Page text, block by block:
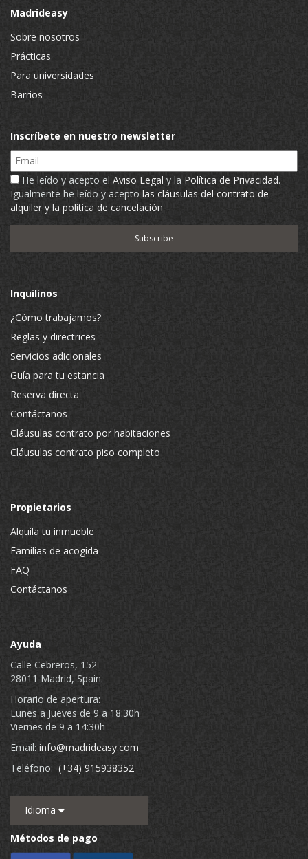
Madrideasy
Sobre nosotros
Prácticas
Para universidades
Barrios
Inscríbete en nuestro newsletter
Email
He leído y acepto el Aviso Legal y la Política de Privacidad.
Igualmente he leído y acepto las cláusulas del contrato de
alquiler y la política de cancelación
Inquilinos
¿Cómo trabajamos?
Reglas y directrices
Servicios adicionales
Guía para tu estancia
Reserva directa
Contáctanos
Cláusulas contrato por habitaciones
Cláusulas contrato piso completo
Propietarios
Alquila tu inmueble
Familias de acogida
FAQ
Contáctanos
Ayuda
Calle Cebreros, 152
28011 Madrid, Spain.
Horario de apertura:
Lunes a Jueves de 9 a 18:30h
Viernes de 9 a 14:30h
Email: info@madrideasy.com
Teléfono: (+34) 915938352
Idioma
Métodos de pago